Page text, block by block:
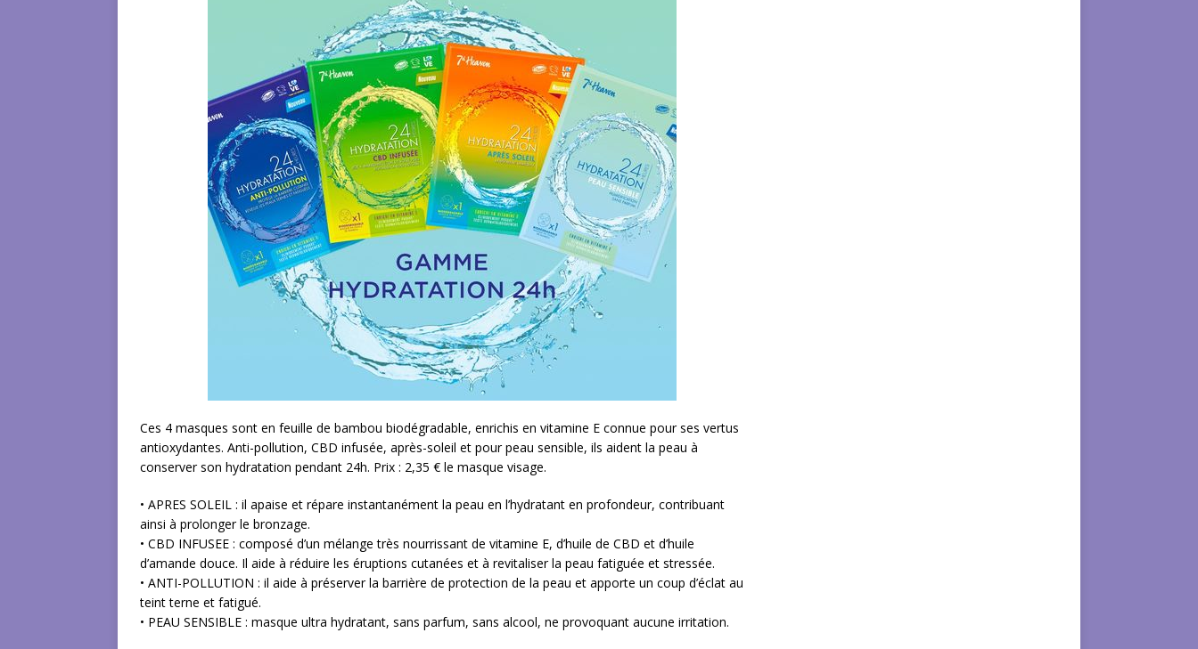
Ces 4 masques sont en feuille de bambou biodégradable, enrichis en vitamine E connue pour ses vertus
antioxydantes. Anti-pollution, CBD infusée, après-soleil et pour peau sensible, ils aident la peau à
conserver son hydratation pendant 24h. Prix : 2,35 € le masque visage.
• APRES SOLEIL : il apaise et répare instantanément la peau en l’hydratant en profondeur, contribuant
ainsi à prolonger le bronzage.
• CBD INFUSEE : composé d’un mélange très nourrissant de vitamine E, d’huile de CBD et d’huile
d’amande douce. Il aide à réduire les éruptions cutanées et à revitaliser la peau fatiguée et stressée.
• ANTI-POLLUTION : il aide à préserver la barrière de protection de la peau et apporte un coup d’éclat au
teint terne et fatigué.
• PEAU SENSIBLE : masque ultra hydratant, sans parfum, sans alcool, ne provoquant aucune irritation.